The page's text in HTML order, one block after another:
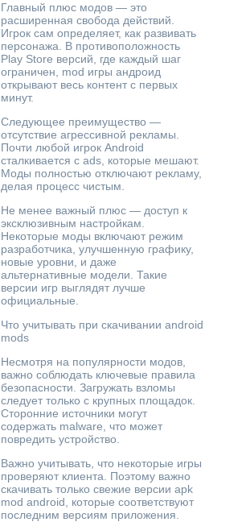
Главный плюс модов — это
расширенная свобода действий.
Игрок сам определяет, как развивать
персонажа. В противоположность
Play Store версий, где каждый шаг
ограничен, mod игры андроид
открывают весь контент с первых
минут.
Следующее преимущество —
отсутствие агрессивной рекламы.
Почти любой игрок Android
сталкивается с ads, которые мешают.
Моды полностью отключают рекламу,
делая процесс чистым.
Не менее важный плюс — доступ к
эксклюзивным настройкам.
Некоторые моды включают режим
разработчика, улучшенную графику,
новые уровни, и даже
альтернативные модели. Такие
версии игр выглядят лучше
официальные.
Что учитывать при скачивании android
mods
Несмотря на популярности модов,
важно соблюдать ключевые правила
безопасности. Загружать взломы
следует только с крупных площадок.
Сторонние источники могут
содержать malware, что может
повредить устройство.
Важно учитывать, что некоторые игры
проверяют клиента. Поэтому важно
скачивать только свежие версии apk
mod android, которые соответствуют
последним версиям приложения.